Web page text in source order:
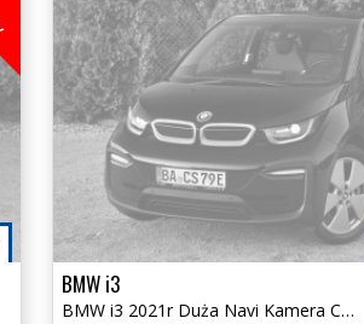
BMW i3
BMW i3 2021r Duża Navi Kamera Cofania Zadbana Tylko 69tys km VAT23